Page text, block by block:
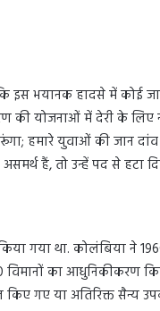
कि इस भयानक हादसे में
की योजनाओं में देरी के लिए
हमारे युवाओं की जान
हैं, तो उन्हें पद से हटा
गया था. कोलंबिया ने
विमानों का आधुनिकीकरण
गए या अतिरिक्त सैन्य